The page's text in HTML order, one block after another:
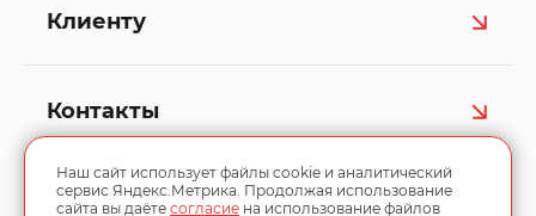
Клиенту
Контакты
Наш сайт использует файлы cookie и аналитический
сервис Яндекс.Метрика. Продолжая использование
сайта вы даёте согласие на использование файлов